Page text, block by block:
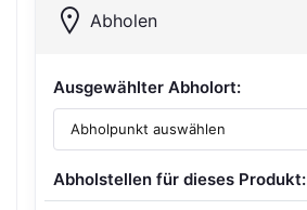
Abholen
Ausgewählter Abholort:
Abholstellen für dieses Produkt: